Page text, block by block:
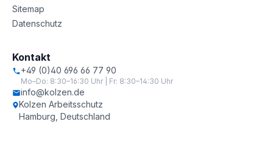
Sitemap
Datenschutz
Kontakt
+49 (0)40 696 66 77 90
Mo–Do: 8:30–16:30 Uhr | Fr: 8:30–14:30 Uhr
info@kolzen.de
Kolzen Arbeitsschutz
Hamburg, Deutschland